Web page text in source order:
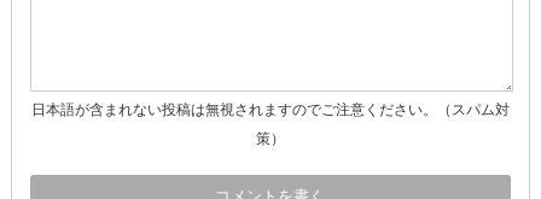
日本語が含まれない投稿は無視されますのでご注意ください。（スパム対
策）